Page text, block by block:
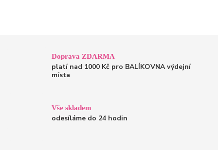
Doprava ZDARMA
platí nad 1000 Kč pro BALÍKOVNA výdejní
místa
Vše skladem
odesíláme do 24 hodin